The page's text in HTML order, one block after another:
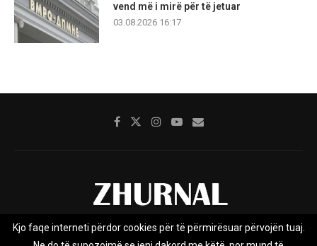
vend më i mirë për të jetuar
03.08.2026 16:17
Rreth nesh Impresumi Marketing
Kjo faqe interneti përdor cookies për të përmirësuar përvojën tuaj.